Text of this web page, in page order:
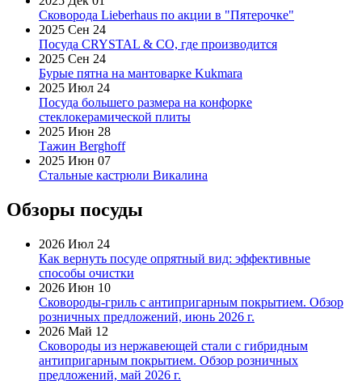
Сковорода Lieberhaus по акции в "Пятерочке"
2025 Сен 24
Посуда CRYSTAL & CO, где производится
2025 Сен 24
Бурые пятна на мантоварке Kukmara
2025 Июл 24
Посуда большего размера на конфорке
стеклокерамической плиты
2025 Июн 28
Тажин Berghoff
2025 Июн 07
Стальные кастрюли Викалина
Обзоры посуды
2026 Июл 24
Как вернуть посуде опрятный вид: эффективные
способы очистки
2026 Июн 10
Сковороды-гриль с антипригарным покрытием. Обзор
розничных предложений, июнь 2026 г.
2026 Май 12
Сковороды из нержавеющей стали с гибридным
антипригарным покрытием. Обзор розничных
предложений, май 2026 г.